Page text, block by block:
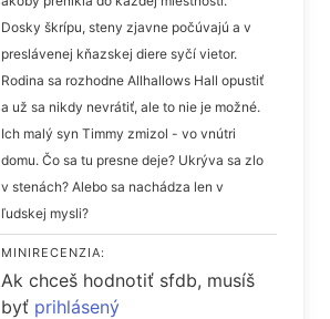
Dosky škrípu, steny zjavne počúvajú a v
preslávenej kňazskej diere syčí vietor.
Rodina sa rozhodne Allhallows Hall opustiť
a už sa nikdy nevrátiť, ale to nie je možné.
Ich malý syn Timmy zmizol - vo vnútri
domu. Čo sa tu presne deje? Ukrýva sa zlo
v stenách? Alebo sa nachádza len v
ľudskej mysli?
MINIRECENZIA:
Ak chceš hodnotiť sfdb, musíš
byť prihlásený